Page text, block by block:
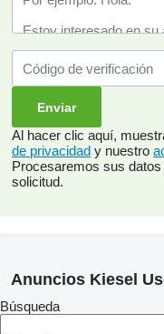
Al hacer clic aquí,
de privacidad y nuestro
Procesaremos sus
solicitud.
Anuncios Kiesel
Búsqueda